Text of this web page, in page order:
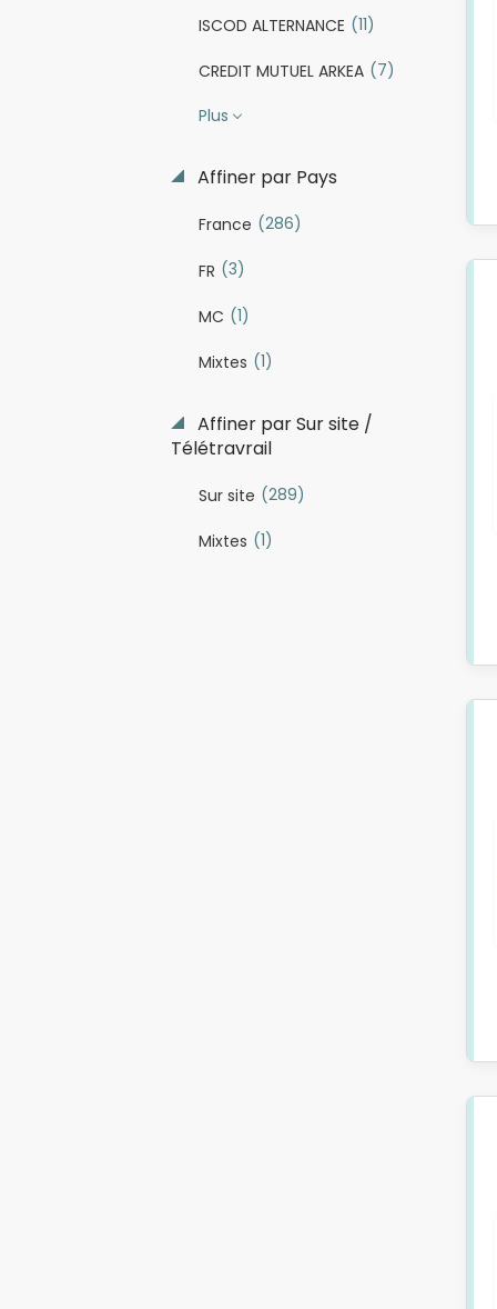
ISCOD ALTERNANCE (11)
CREDIT MUTUEL ARKEA (7)
Plus
Affiner par Pays
France (286)
FR (3)
MC (1)
Mixtes (1)
Affiner par Sur site /
Télétravrail
Sur site (289)
Mixtes (1)